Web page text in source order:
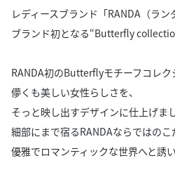
レディースブランド「RANDA（ラ
ブランド初となる“Butterfly
RANDA初のButterflyモチーフコレク
儚くも美しい女性らしさを、
そっと映し出すデザインに仕上げまし
細部にまで宿るRANDAならではのこ
優雅でロマンティックな世界へと誘い